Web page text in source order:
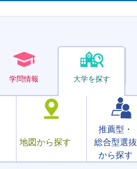
学問情報 大学を探す
地図から探す
推薦型・
総合型選抜
から探す